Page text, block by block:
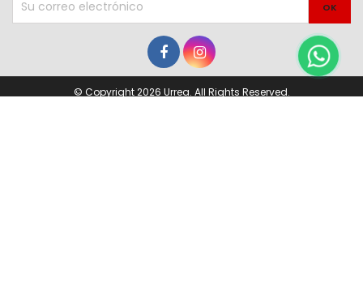
© Copyright 2026 Urrea. All Rights Reserved.